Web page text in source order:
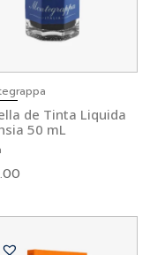
de Tinta Liquida
50 mL